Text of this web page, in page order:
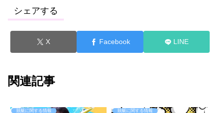
シェアする
X Facebook LINE
関連記事
競艇に関する情報 競艇に関する情報